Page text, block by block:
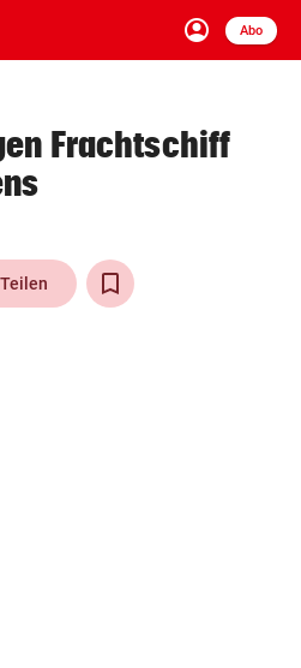
account_circle
Anmelden
Abo
close Schließen
arrow_right
Frachtschiff
Teilen